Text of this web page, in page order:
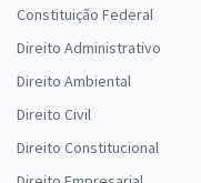
CPU RN -
Conhecimentos
Constituição Federal
Direito Administrativo
Direito Ambiental
Direito Civil
Direito Constitucional